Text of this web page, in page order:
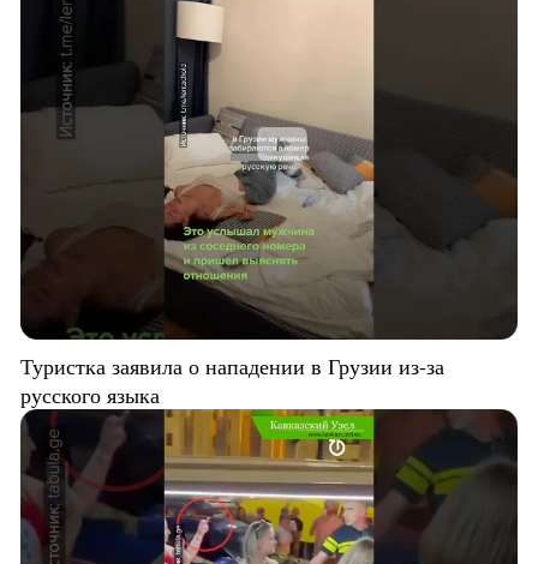
Туристка заявила о нападении в Грузии из-за
русского языка